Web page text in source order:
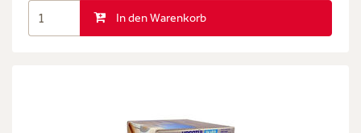
In den Warenkorb